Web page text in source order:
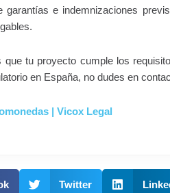
garantías e indemnizaciones
que tu proyecto cumple los
en España, no dudes en
| Vicox Legal
Twitter